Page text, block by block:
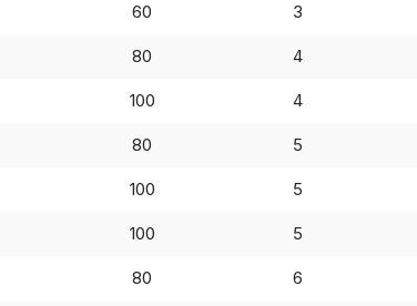
60 3
80 4
100 4
80 5
100 5
100 5
80 6
Настройте